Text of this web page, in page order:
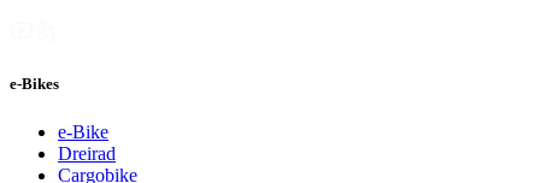
e-Bikes
e-Bike
Dreirad
Cargobike